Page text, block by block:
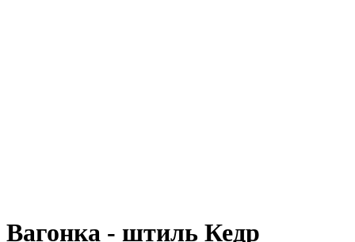
Вагонка - штиль Кедр